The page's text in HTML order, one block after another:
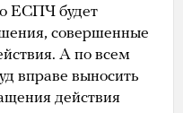
ЕСПЧ будет
совершенные
А по всем
вправе выносить
действия